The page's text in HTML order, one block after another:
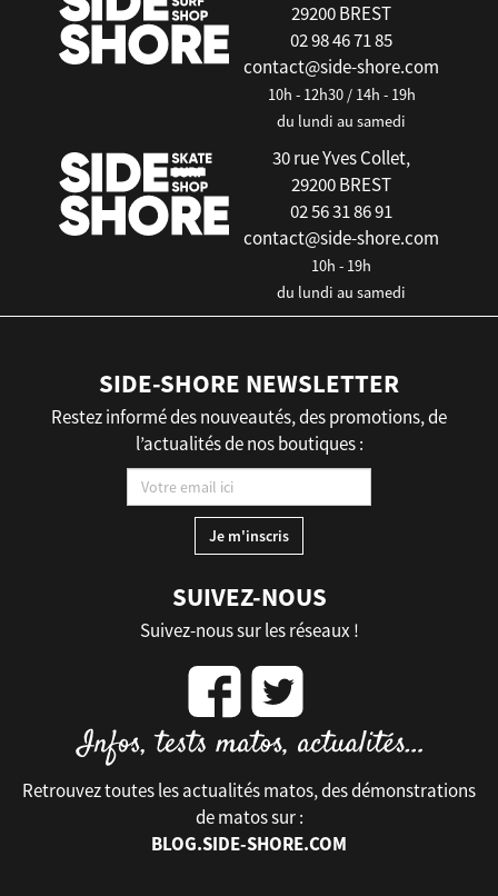
29200 BREST
02 98 46 71 85
contact@side-shore.com
10h - 12h30 / 14h - 19h
du lundi au samedi
30 rue Yves Collet,
29200 BREST
02 56 31 86 91
contact@side-shore.com
10h - 19h
du lundi au samedi
SIDE-SHORE NEWSLETTER
Restez informé des nouveautés, des promotions, de
l’actualités de nos boutiques :
SUIVEZ-NOUS
Suivez-nous sur les réseaux !
Retrouvez toutes les actualités matos, des démonstrations
de matos sur :
BLOG.SIDE-SHORE.COM